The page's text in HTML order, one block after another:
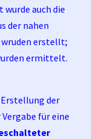
auch die
der nahen
erstellt;
ermittelt.
der
für eine